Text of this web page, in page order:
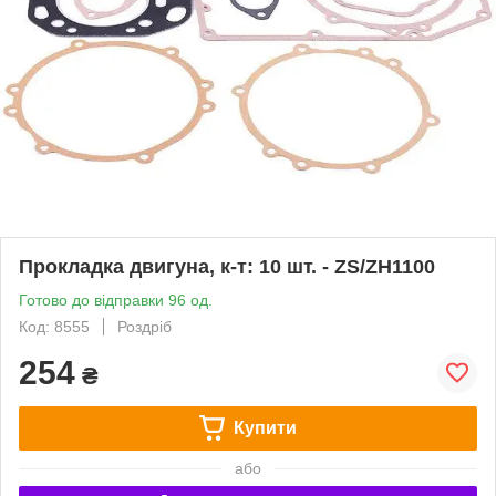
Прокладка двигуна, к-т: 10 шт. - ZS/ZH1100
Готово до відправки 96 од.
Код: 8555
Роздріб
254 ₴
Купити
або